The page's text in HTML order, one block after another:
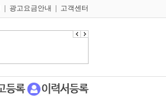
광고요금안내 고객센터